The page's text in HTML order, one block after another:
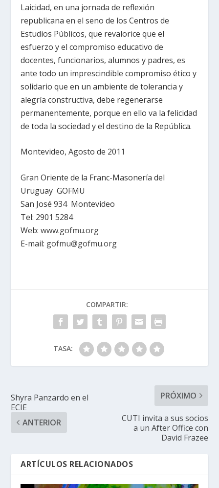
Laicidad, en una jornada de reflexión
republicana en el seno de los Centros de
Estudios Públicos, que revalorice que el
esfuerzo y el compromiso educativo de
docentes, funcionarios, alumnos y padres, es
ante todo un imprescindible compromiso ético y
solidario que en un ambiente de tolerancia y
alegría constructiva, debe regenerarse
permanentemente, porque en ello va la felicidad
de toda la sociedad y el destino de la República.
Montevideo, Agosto de 2011
Gran Oriente de la Franc-Masonería del
Uruguay GOFMU
San José 934 Montevideo
Tel: 2901 5284
Web:www.gofmu.org
E-mail: gofmu@gofmu.org
COMPARTIR:
TASA:
Shyra Panzardo en el
ECIE
ANTERIOR
PRÓXIMO
CUTI invita a sus socios
a un After Office con
David Frazee
ARTÍCULOS RELACIONADOS